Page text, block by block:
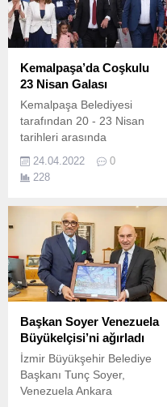
Kemalpaşa’da Coşkulu
23 Nisan Galası
Kemalpaşa Belediyesi
tarafından 20 - 23 Nisan
tarihleri arasında
Uluslararası Çocuk Şenliği”
coşkulu gala gecesi ile
24.04.2022
0
228
Başkan Soyer Venezuela
Büyükelçisi’ni ağırladı
İzmir Büyükşehir Belediye
Başkanı Tunç Soyer,
Venezuela Ankara